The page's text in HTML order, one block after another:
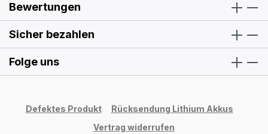
Bewertungen
Sicher bezahlen
Folge uns
Defektes Produkt
Rücksendung Lithium Akkus
Vertrag widerrufen